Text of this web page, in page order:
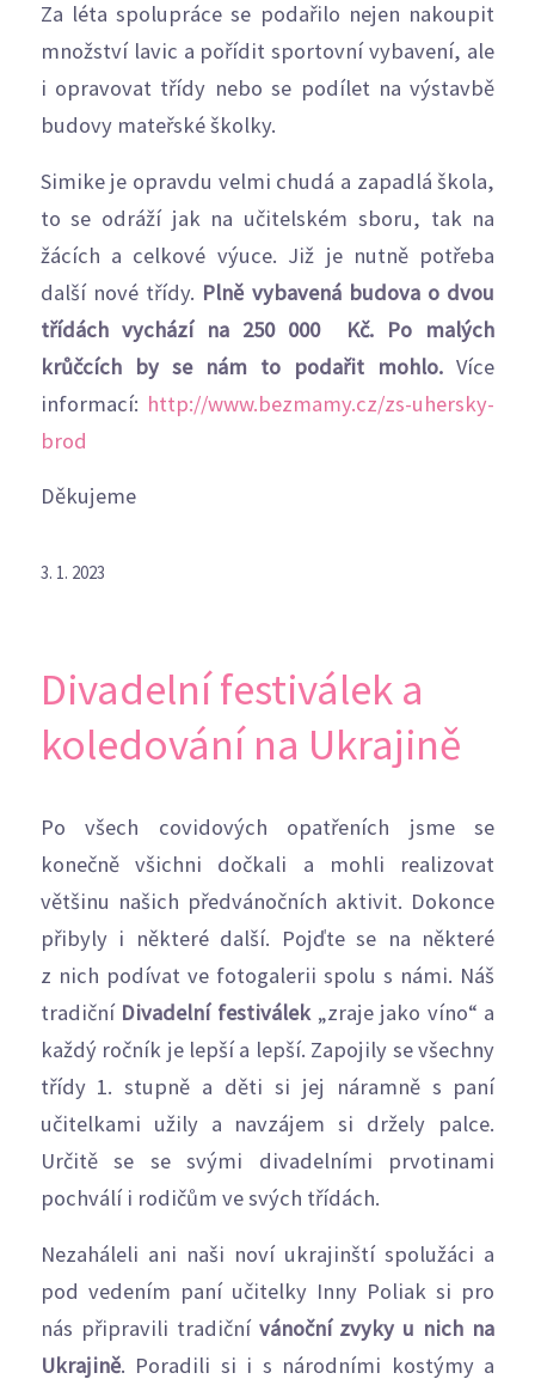
Za léta spolupráce se podařilo nejen nakoupit
množství lavic a pořídit sportovní vybavení, ale
i opravovat třídy nebo se podílet na výstavbě
budovy mateřské školky.
Simike je opravdu velmi chudá a zapadlá škola,
to se odráží jak na učitelském sboru, tak na
žácích a celkové výuce. Již je nutně potřeba
další nové třídy. Plně vybavená budova o dvou
třídách vychází na 250 000 Kč. Po malých
krůčcích by se nám to podařit mohlo.Více
informací: http://www.bezmamy.cz/zs-uhersky-
brod
Děkujeme
3. 1. 2023
Divadelní festiválek a
koledování na Ukrajině
Po všech covidových opatřeních jsme se
konečně všichni dočkali a mohli realizovat
většinu našich předvánočních aktivit. Dokonce
přibyly i některé další. Pojďte se na některé
z nich podívat ve fotogalerii spolu s námi. Náš
tradičníDivadelní festiválek„zraje jako víno“ a
každý ročník je lepší a lepší. Zapojily se všechny
třídy 1. stupně a děti si jej náramně s paní
učitelkami užily a navzájem si držely palce.
Určitě se se svými divadelními prvotinami
pochválí i rodičům ve svých třídách.
Nezaháleli ani naši noví ukrajinští spolužáci a
pod vedením paní učitelky Inny Poliak si pro
nás připravili tradiční vánoční zvyky u nich na
Ukrajině. Poradili si i s národními kostýmy a